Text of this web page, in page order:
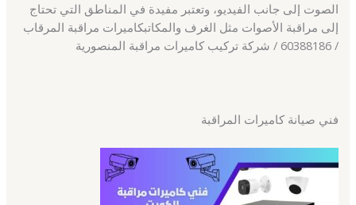
الصوت إلى جانب الفيديو، وتعتبر مفيدة في المناطق التي تحتاج
إلى مراقبة الأصوات مثل الغرف والمكاتبكاميرات مراقبة المرقاب
/ 60388186 / شركة تركيب كاميرات مراقبة المنصورية
فني صيانة كاميرات المراقبة